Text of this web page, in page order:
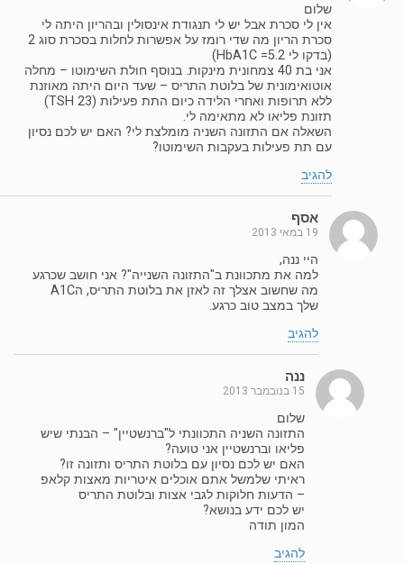
שלום
אין לי סכרת אבל יש לי תנגודת אינסולין ובהריון היתה לי
סכרת הריון מה שדי רומז על אפשרות לחלות בסכרת סוג 2
(בדקו לי HbA1C =5.2)
אני בת 40 צמחונית מינקות. בנוסף חולת השימוטו – מחלה
אוטואימונית של בלוטת התריס – שעד היום היתה מאוזנת
ללא תרופות ואחרי הלידה כיום התת פעילות (TSH 23)
תזונת פליאו לא מתאימה לי.
השאלה אם התזונה השניה מומלצת לי? האם יש לכם נסיון
עם תת פעילות בעקבות השימוטו?
להגיב
אסף
19 במאי 2013
היי ננה,
למה את מתכוונת ב"התזונה השנייה"? אני חושב שכרגע
מה שחשוב אצלך זה לאזן את בלוטת התריס, הA1C
שלך במצב טוב כרגע.
להגיב
ננה
15 בנובמבר 2013
שלום
התזונה השניה התכוונתי ל"ברנשטיין" – הבנתי שיש
פליאו וברנשטיין אני טועה?
האם יש לכם נסיון עם בלוטת התריס ותזונה זו?
ראיתי שלמשל אתם אוכלים איטריות מאצות קלאפ
– הדעות חלוקות לגבי אצות ובלוטת התריס
יש לכם ידע בנושא?
המון תודה
להגיב